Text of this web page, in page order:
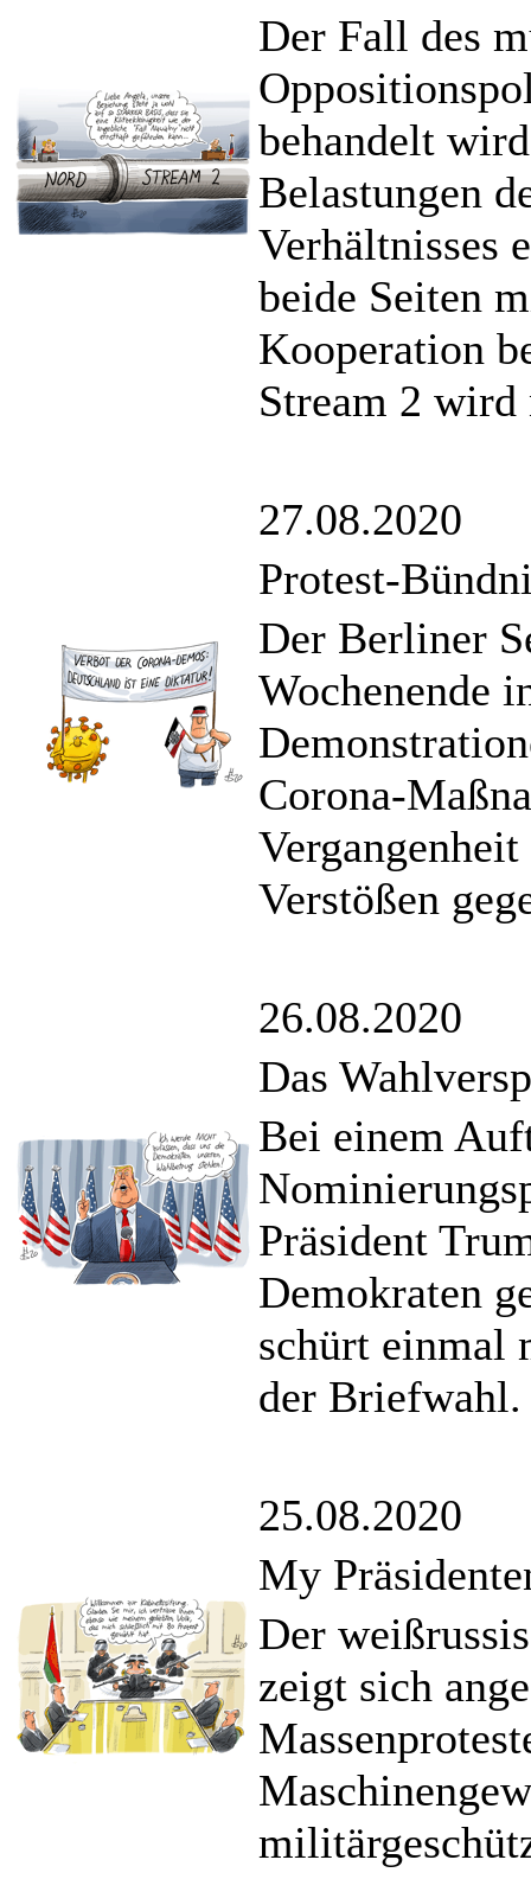
Der Fall des
behandelt
Belastungen
Verhältnisses
beide Seiten
Kooperation
Stream 2
27.08.2020
Protest-
Der Berliner
Wochenende
Corona-
Verstößen
26.08.2020
Das
Bei einem
Präsident
Demokraten
schürt einmal
der Briefwahl.
25.08.2020
My
Der
zeigt sich